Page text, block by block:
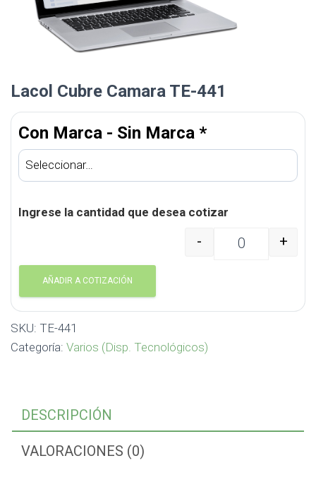
Lacol Cubre Camara TE-441
Con Marca - Sin Marca *
Ingrese la cantidad que desea cotizar
Lacol Cubre Camara
- +
AÑADIR A COTIZACIÓN
SKU: TE-441
Categoría: Varios (Disp. Tecnológicos)
DESCRIPCIÓN
VALORACIONES (0)